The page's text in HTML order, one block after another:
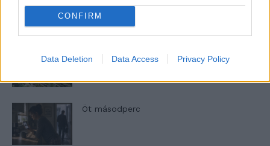
CONFIRM
Data Deletion Data Access Privacy Policy
ügy
Öt másodperc